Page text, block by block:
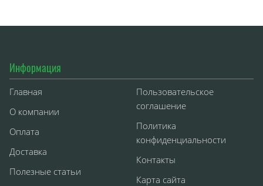
Информация
Главная
О компании
Оплата
Доставка
Полезные статьи
Пользовательское
соглашение
Политика
конфиденциальности
Контакты
Карта сайта